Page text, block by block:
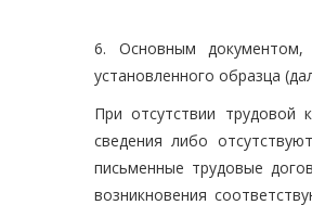
6. Основным
установленного образца
При отсутствии трудовой
сведения либо
письменные трудовые
возникновения